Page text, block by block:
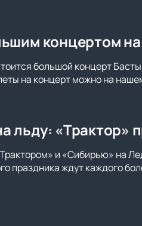
концертом
большой концерт
на концерт можно на
льду: «Трактор»
и «Сибирью» на
праздника ждут каждого